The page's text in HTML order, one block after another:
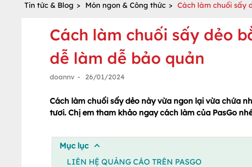
Tin tức & Blog > Món ngon & Công thức > Cách làm chuối sấy
Cách làm chuối sấy dẻo
dễ làm dễ bảo quản
doannv - 26/01/2024
Cách làm chuối sấy dẻo này vừa ngon lại vừa chứa
tươi. Chị em tham khảo ngay cách làm của PasGo
Mục lục
LIÊN HỆ QUẢNG CÁO TRÊN PASGO